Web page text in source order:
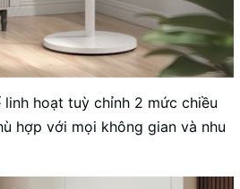
hoạt tuỳ chỉnh 2 mức chiều
hợp với mọi không gian và nhu